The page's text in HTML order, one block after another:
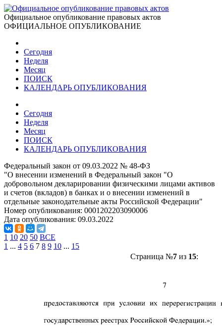
Официальное опубликование правовых актов
ОФИЦИАЛЬНОЕ ОПУБЛИКОВАНИЕ
Сегодня
Неделя
Месяц
ПОИСК
КАЛЕНДАРЬ ОПУБЛИКОВАНИЯ
Сегодня
Неделя
Месяц
ПОИСК
КАЛЕНДАРЬ ОПУБЛИКОВАНИЯ
Федеральный закон от 09.03.2022 № 48-ФЗ
"О внесении изменений в Федеральный закон "О
добровольном декларировании физическими лицами активов
и счетов (вкладов) в банках и о внесении изменений в
отдельные законодательные акты Российской Федерации"
Номер опубликования: 0001202203090006
Дата опубликования: 09.03.2022
1 10 20 50 ВСЕ
1 ... 4 5 6 7 8 9 10 ... 15
Страница №7из 15: